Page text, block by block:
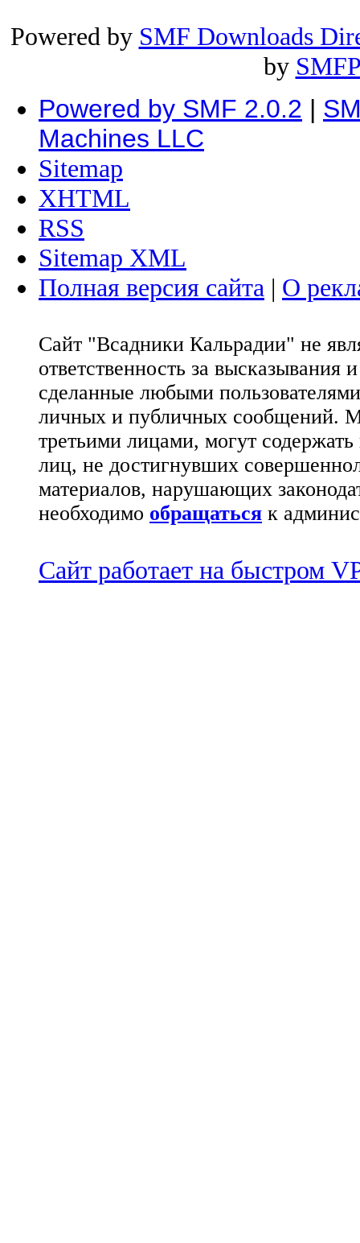
Powered by SMF Downloads
by
Powered by SMF 2.0.2 |
Machines LLC
Sitemap
XHTML
RSS
Sitemap XML
Полная версия сайта | О
Сайт "Всадники Кальрадии" не
ответственность за
сделанные любыми
личных и публичных сообщений.
третьими лицами, могут
лиц, не достигнувших
материалов, нарушающих
необходимо обращаться к
Сайт работает на быстром